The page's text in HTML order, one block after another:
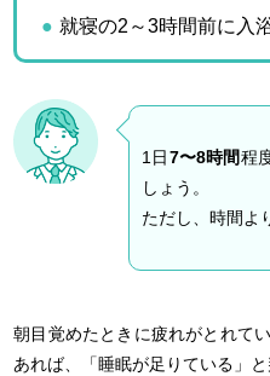
就寝の2～3時間前に入
1日7〜8時間程
しょう。
ただし、時間よ
朝目覚めたときに疲れがとれて
あれば、「睡眠が足りている」